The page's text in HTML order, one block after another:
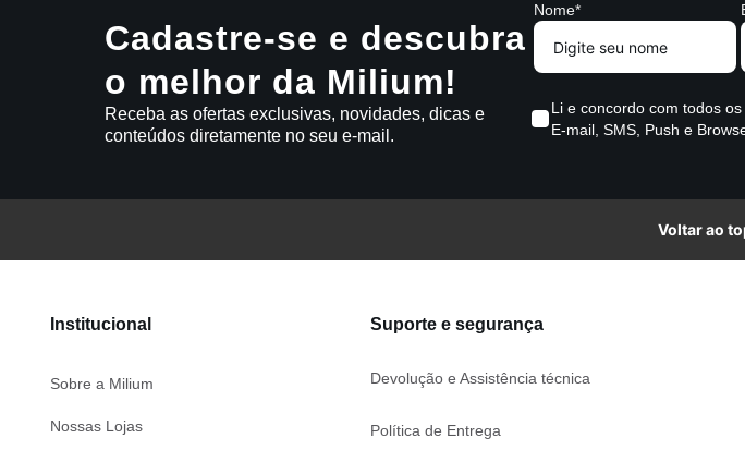
Cadastre-se e descubra
o melhor da Milium!
Receba as ofertas exclusivas, novidades, dicas e
conteúdos diretamente no seu e-mail.
Nome*
Li e concordo com todos
E-mail, SMS, Push e
Voltar ao
Institucional
Sobre a Milium
Nossas Lojas
Suporte e segurança
Devolução e Assistência técnica
Política de Entrega